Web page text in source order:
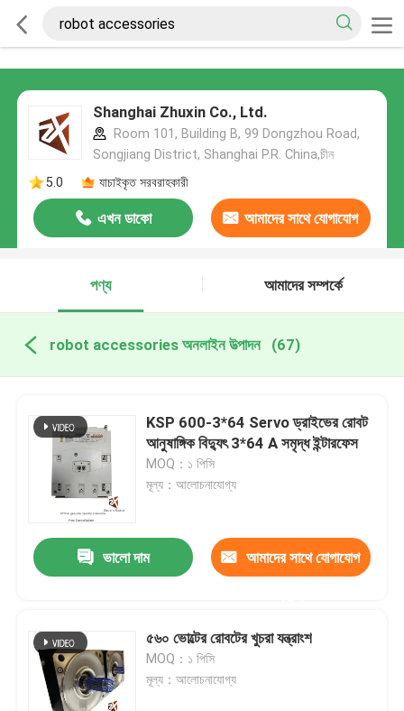
Shanghai Zhuxin Co., Ltd.
Room 101, Building B, 99 Dongzhou Road,
Songjiang District, Shanghai P.R. China,চীন
5.0
যাচাইকৃত সরবরাহকারী
এখন ডাকো আমাদের সাথে যোগাযোগ
পণ্য
আমাদের সম্পর্কে
robot accessories অনলাইন উত্পাদন (67)
KSP 600-3*64 Servo ড্রাইভের রোবট
আনুষাঙ্গিক বিদ্যুৎ 3*64 A সমৃদ্ধ ইন্টারফেস
MOQ：১ পিসি
মূল্য：আলোচনাযোগ্য
ভালো দাম আমাদের সাথে যোগাযোগ
৫৬০ ভোল্টের রোবটের খুচরা যন্ত্রাংশ
MOQ：১ পিসি
মূল্য：আলোচনাযোগ্য